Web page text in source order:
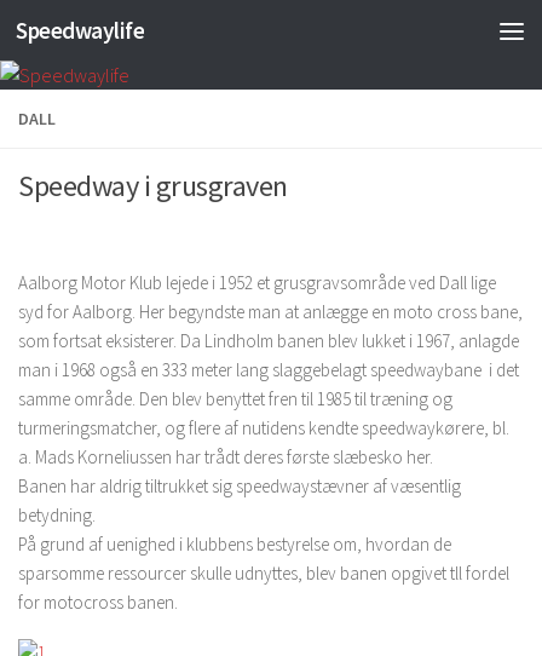
Skip to content
Speedwaylife
DALL
Speedway i grusgraven
Aalborg Motor Klub lejede i 1952 et grusgravsområde ved Dall lige
syd for Aalborg. Her begyndste man at anlægge en moto cross bane,
som fortsat eksisterer. Da Lindholm banen blev lukket i 1967, anlagde
man i 1968 også en 333 meter lang slaggebelagt speedwaybane i det
samme område. Den blev benyttet fren til 1985 til træning og
turmeringsmatcher, og flere af nutidens kendte speedwaykørere, bl.
a. Mads Korneliussen har trådt deres første slæbesko her.
Banen har aldrig tiltrukket sig speedwaystævner af væsentlig
betydning.
På grund af uenighed i klubbens bestyrelse om, hvordan de
sparsomme ressourcer skulle udnyttes, blev banen opgivet tll fordel
for motocross banen.